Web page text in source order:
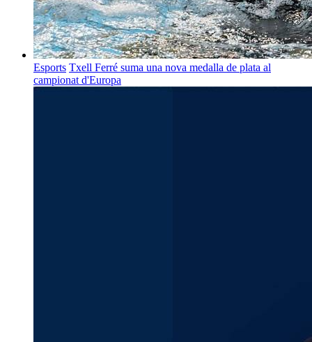
Esports Txell Ferré suma una nova medalla de plata al
campionat d'Europa